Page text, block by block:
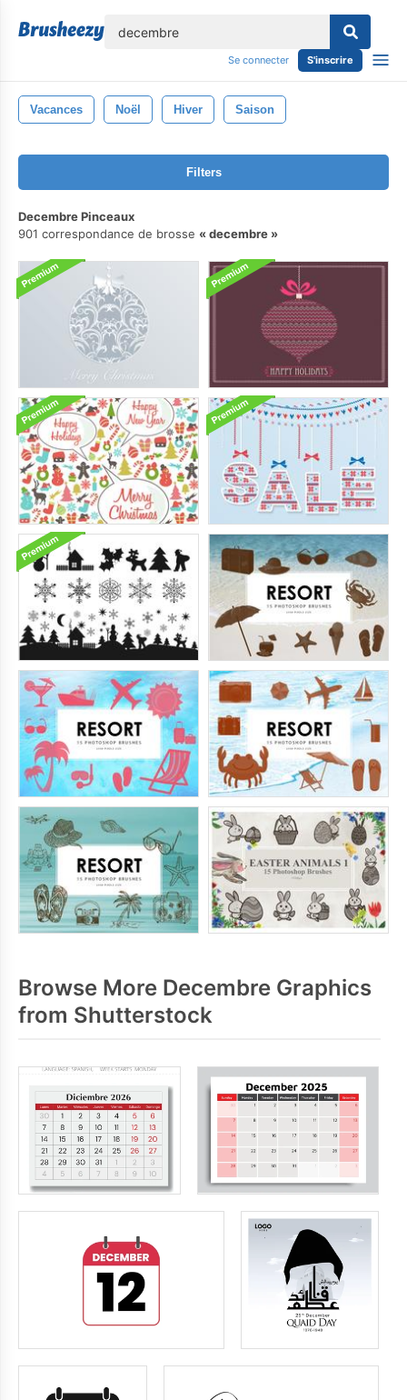
Se connecter S'inscrire
Vacances Noël Hiver Saison
Filters
Decembre Pinceaux
901 correspondance de brosse
decembre
Browse More Decembre Graphics
from Shutterstock